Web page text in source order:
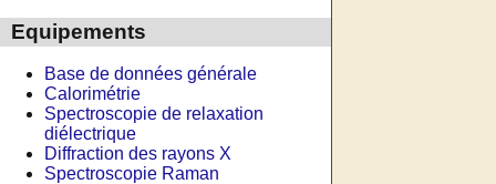
Equipements
Base de données générale
Calorimétrie
Spectroscopie de relaxation
diélectrique
Diffraction des rayons X
Spectroscopie Raman